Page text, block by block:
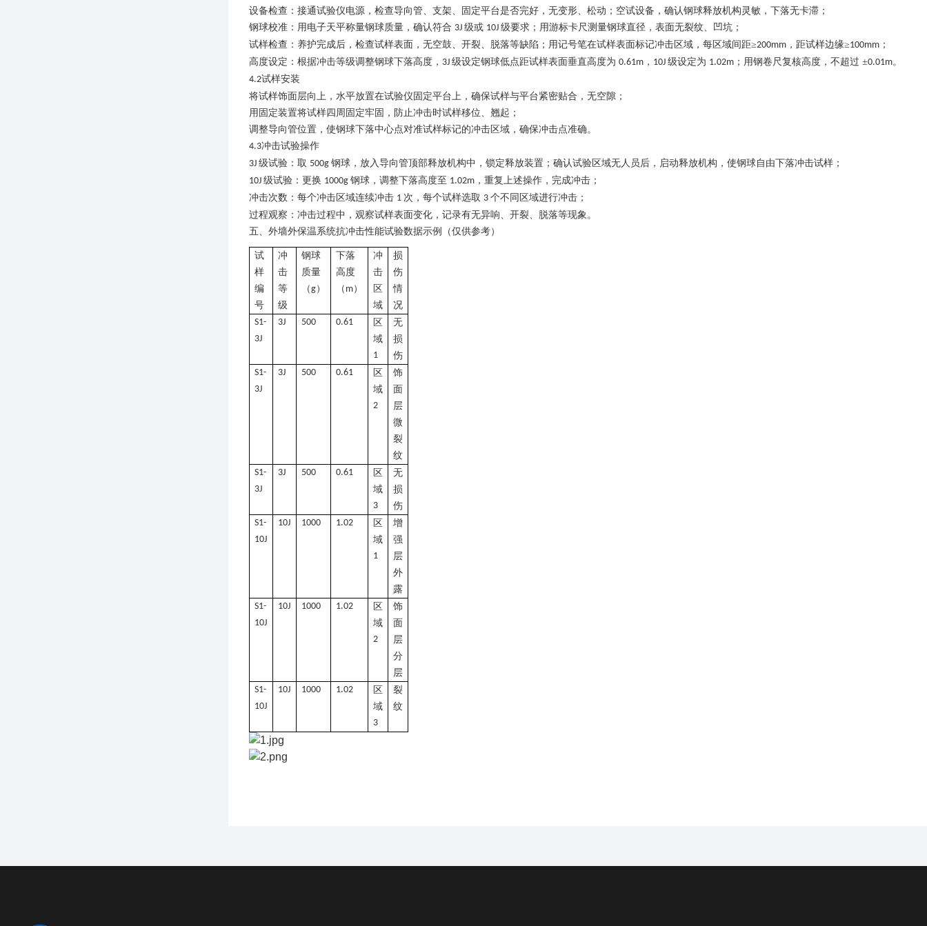
设备检查：接通试验仪电源，检查导向管、支架、固定平台是否完好，无变形、松动；空试设备，确认钢球释放机构灵敏，下落无卡滞；
钢球校准：用电子天平称量钢球质量，确认符合 3J 级或 10J 级要求；用游标卡尺测量钢球直径，表面无裂纹、凹坑；
试样检查：养护完成后，检查试样表面，无空鼓、开裂、脱落等缺陷；用记号笔在试样表面标记冲击区域，每区域间距≥200mm ，距试样边缘≥100mm ；
高度设定：根据冲击等级调整钢球下落高度， 3J 级设定钢球低点距试样表面垂直高度为 0.61m ， 10J 级设定为 1.02m ；用钢卷尺复核高度，不超过 ±0.01m。
4.2试样安装
将试样饰面层向上，水平放置在试验仪固定平台上，确保试样与平台紧密贴合，无空隙；
用固定装置将试样四周固定牢固，防止冲击时试样移位、翘起；
调整导向管位置，使钢球下落中心点对准试样标记的冲击区域，确保冲击点准确。
4.3冲击试验操作
3J 级试验：取 500g 钢球，放入导向管顶部释放机构中，锁定释放装置；确认试验区域无人员后，启动释放机构，使钢球自由下落冲击试样；
10J 级试验：更换 1000g 钢球，调整下落高度至 1.02m ，重复上述操作，完成冲击；
冲击次数：每个冲击区域连续冲击 1 次，每个试样选取 3 个不同区域进行冲击；
过程观察：冲击过程中，观察试样表面变化，记录有无异响、开裂、脱落等现象。
五、 外墙外保温系统抗冲击性能试验数据示例（仅供参考）
试
样
编
号
冲
击
等
级
钢球
质量
（g）
下落
高度
（ m）
冲
击
区
域
损
伤
情
况
S1-
3J
3J 500 0.61
区
域
1
无
损
伤
S1-
3J
3J 500 0.61
区
域
2
饰
面
层
微
裂
纹
S1-
3J
3J 500 0.61
区
域
3
无
损
伤
S1-
10J
10J 1000 1.02
区
域
1
增
强
层
外
露
S1-
10J
10J 1000 1.02
区
域
2
饰
面
层
分
层
S1-
10J
10J 1000 1.02
区
域
3
裂
纹